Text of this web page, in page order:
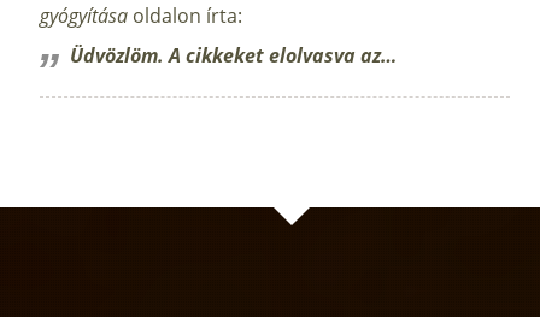
gyógyítása oldalon írta:
Üdvözlöm. A cikkeket elolvasva az…